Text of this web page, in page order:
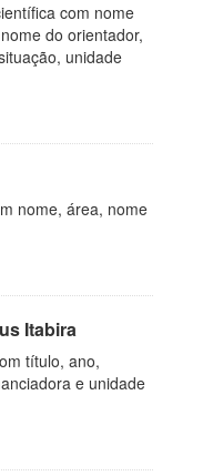
com nome
do orientador,
unidade
nome, área, nome
Itabira
título, ano,
e unidade